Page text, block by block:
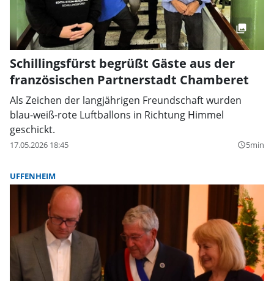
Schillingsfürst begrüßt Gäste aus der
französischen Partnerstadt Chamberet
Als Zeichen der langjährigen Freundschaft wurden
blau-weiß-rote Luftballons in Richtung Himmel
geschickt.
17.05.2026 18:45 query_builder5min
UFFENHEIM